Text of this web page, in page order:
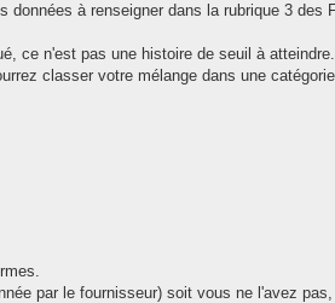
à renseigner dans la rubrique 3 des
ce n'est pas une histoire de seuil à atteindre.
classer votre mélange dans une catégorie.
par le fournisseur) soit vous ne l'avez